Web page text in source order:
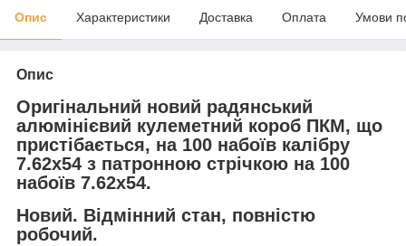
Опис Характеристики Доставка Оплата Умови
Опис
Оригінальний новий радянський
алюмінієвий кулеметний короб ПКМ, що
пристібається, на 100 набоїв калібру
7.62х54 з патронною стрічкою на 100
набоїв 7.62х54.
Новий. Відмінний стан, повністю
робочий.